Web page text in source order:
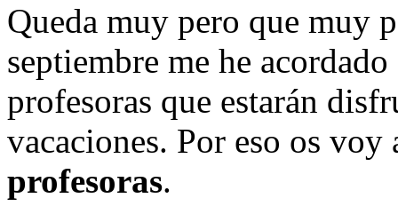
Queda muy pero que muy
septiembre me he
profesoras que estarán
vacaciones. Por eso os
profesoras.